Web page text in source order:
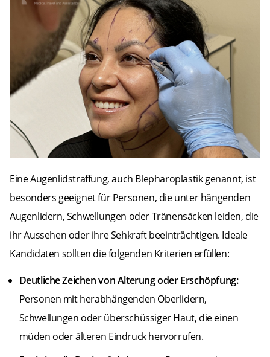
Eine Augenlidstraffung, auch Blepharoplastik genannt, ist
besonders geeignet für Personen, die unter hängenden
Augenlidern, Schwellungen oder Tränensäcken leiden, die
ihr Aussehen oder ihre Sehkraft beeinträchtigen. Ideale
Kandidaten sollten die folgenden Kriterien erfüllen:
Deutliche Zeichen von Alterung oder Erschöpfung:
Personen mit herabhängenden Oberlidern,
Schwellungen oder überschüssiger Haut, die einen
müden oder älteren Eindruck hervorrufen.